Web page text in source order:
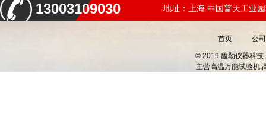
13003109030 地址：上海.中国普天工业
首页 公
© 2019 馥勒仪器科技
主营高温万能试验机,